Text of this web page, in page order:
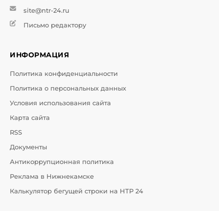
site@ntr-24.ru
Письмо редактору
ИНФОРМАЦИЯ
Политика конфиденциальности
Политика о персональных данных
Условия использования сайта
Карта сайта
RSS
Документы
Антикоррупционная политика
Реклама в Нижнекамске
Калькулятор бегущей строки на НТР 24